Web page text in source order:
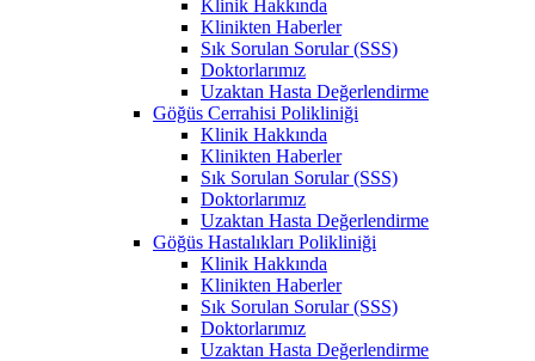
Klinik Hakkında
Klinikten Haberler
Sık Sorulan Sorular (SSS)
Doktorlarımız
Uzaktan Hasta Değerlendirme
Göğüs Cerrahisi Polikliniği
Klinik Hakkında
Klinikten Haberler
Sık Sorulan Sorular (SSS)
Doktorlarımız
Uzaktan Hasta Değerlendirme
Göğüs Hastalıkları Polikliniği
Klinik Hakkında
Klinikten Haberler
Sık Sorulan Sorular (SSS)
Doktorlarımız
Uzaktan Hasta Değerlendirme